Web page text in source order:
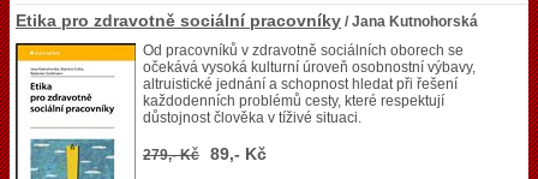
Etika pro zdravotně sociální pracovníky / Jana Kutnohorská
Od pracovníků v zdravotně sociálních oborech se
očekává vysoká kulturní úroveň osobnostní výbavy,
altruistické jednání a schopnost hledat při řešení
každodenních problémů cesty, které respektují
důstojnost člověka v tíživé situaci.
279,- Kč 89,- Kč